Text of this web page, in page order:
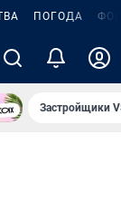
ПОГОДА
Застройщики